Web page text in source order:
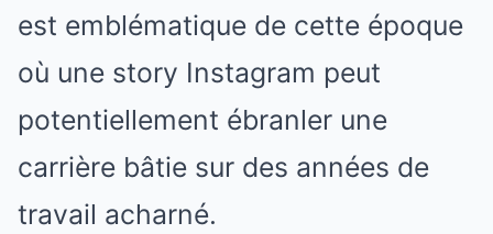
est emblématique de cette époque
où une story Instagram peut
potentiellement ébranler une
carrière bâtie sur des années de
travail acharné.